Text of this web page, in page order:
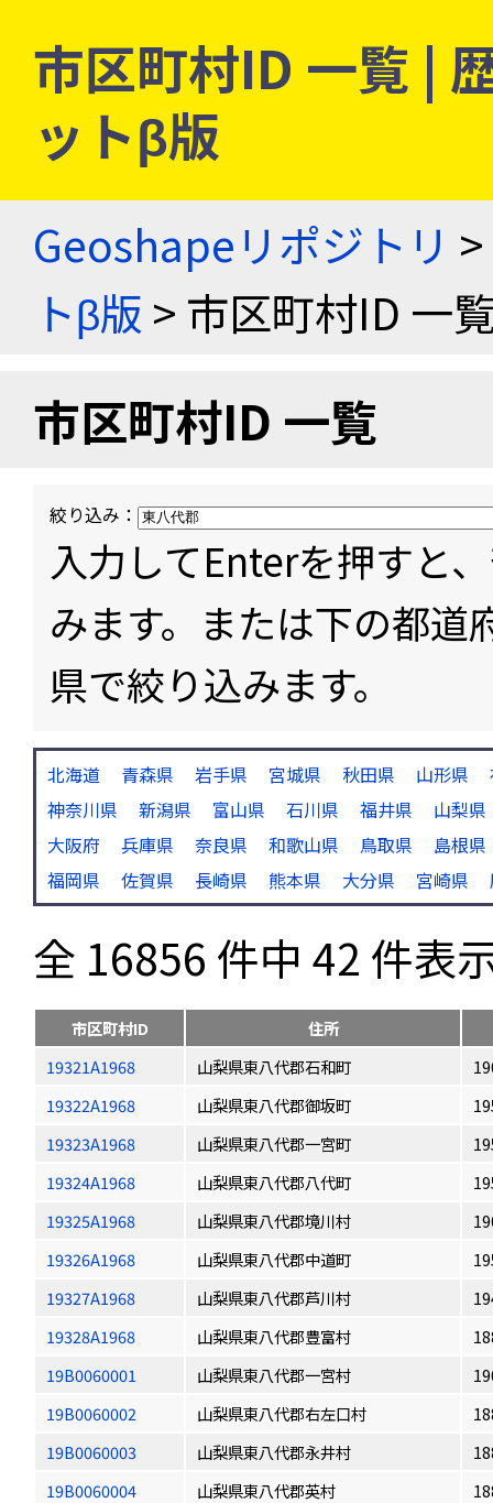
市区町村ID 一覧 |
ットβ版
Geoshapeリポジトリ >
トβ版 > 市区町村ID 一
市区町村ID 一覧
絞り込み：
入力してEnterを押すと
みます。または下の都道
県で絞り込みます。
北海道 青森県 岩手県 宮城県 秋田県 山形県
神奈川県
新潟県 富山県 石川県 福井県
山梨県
大阪府
兵庫県 奈良県 和歌山県 鳥取県
島根県
福岡県
佐賀県 長崎県 熊本県 大分県 宮崎県
全 16856 件中 42 件表
市区町村ID
住所
19321A1968
山梨県東八代郡石和町
19322A1968
山梨県東八代郡御坂町
19323A1968
山梨県東八代郡一宮町
19324A1968
山梨県東八代郡八代町
19325A1968
山梨県東八代郡境川村
19326A1968
山梨県東八代郡中道町
19327A1968
山梨県東八代郡芦川村
19328A1968
山梨県東八代郡豊富村
19B0060001
山梨県東八代郡一宮村
19B0060002
山梨県東八代郡右左口村
19B0060003
山梨県東八代郡永井村
19B0060004
山梨県東八代郡英村